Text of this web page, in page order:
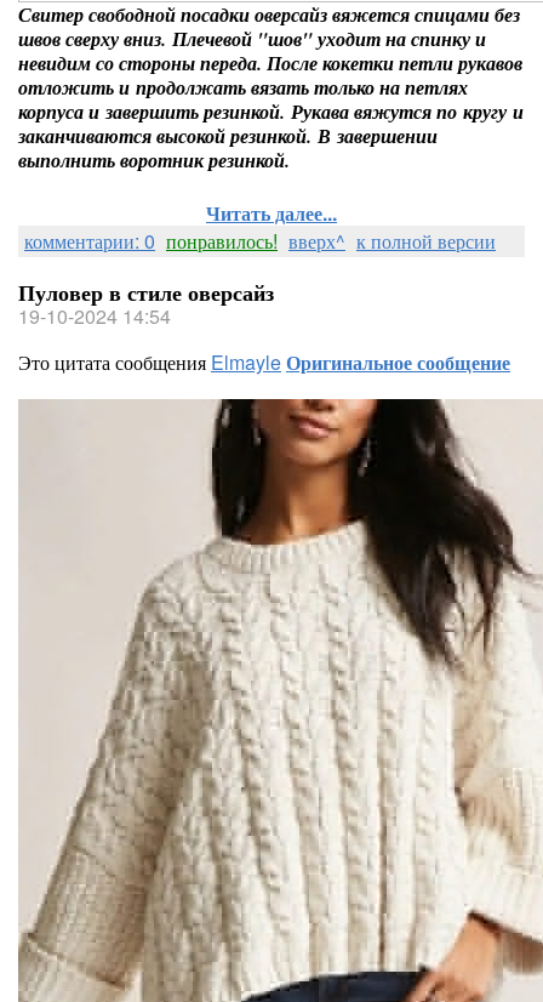
Свитер свободной посадки оверсайз вяжется спицами без
швов сверху вниз. Плечевой "шов" уходит на спинку и
невидим со стороны переда. После кокетки петли рукавов
отложить и продолжать вязать только на петлях
корпуса и завершить резинкой. Рукава вяжутся по кругу и
заканчиваются высокой резинкой. В завершении
выполнить воротник резинкой.
Читать далее...
комментарии: 0 понравилось! вверх^ к полной версии
Пуловер в стиле оверсайз
19-10-2024 14:54
Это цитата сообщения ElmayleОригинальное сообщение